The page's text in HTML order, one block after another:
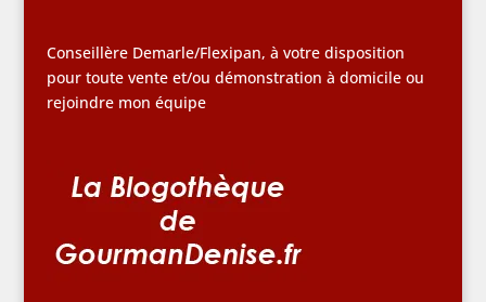
Conseillère Demarle/Flexipan, à votre disposition
pour toute vente et/ou démonstration à domicile ou
rejoindre mon équipe